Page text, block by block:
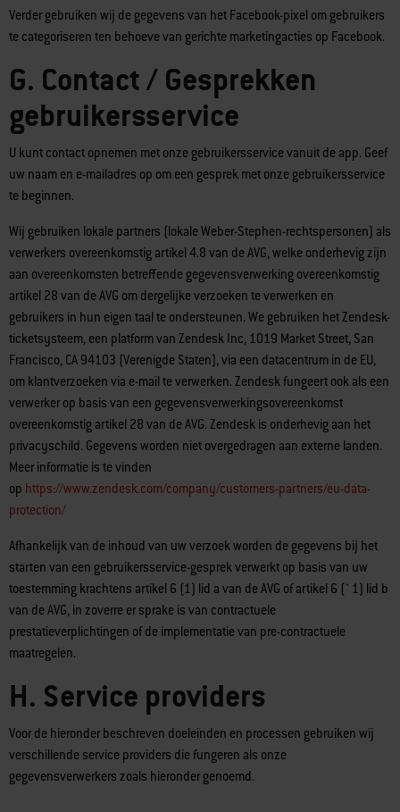
Verder gebruiken wij de gegevens van het Facebook-pixel om gebruikers
te categoriseren ten behoeve van gerichte marketingacties op Facebook.
G. Contact / Gesprekken
gebruikersservice
U kunt contact opnemen met onze gebruikersservice vanuit de app. Geef
uw naam en e-mailadres op om een gesprek met onze gebruikersservice
te beginnen.
Wij gebruiken lokale partners (lokale Weber-Stephen-rechtspersonen) als
verwerkers overeenkomstig artikel 4.8 van de AVG, welke onderhevig zijn
aan overeenkomsten betreffende gegevensverwerking overeenkomstig
artikel 28 van de AVG om dergelijke verzoeken te verwerken en
gebruikers in hun eigen taal te ondersteunen. We gebruiken het Zendesk-
ticketsysteem, een platform van Zendesk Inc, 1019 Market Street, San
Francisco, CA 94103 (Verenigde Staten), via een datacentrum in de EU,
om klantverzoeken via e-mail te verwerken. Zendesk fungeert ook als een
verwerker op basis van een gegevensverwerkingsovereenkomst
overeenkomstig artikel 28 van de AVG. Zendesk is onderhevig aan het
privacyschild. Gegevens worden niet overgedragen aan externe landen.
Meer informatie is te vinden
op https://www.zendesk.com/company/customers-partners/eu-data-
protection/
Afhankelijk van de inhoud van uw verzoek worden de gegevens bij het
starten van een gebruikersservice-gesprek verwerkt op basis van uw
toestemming krachtens artikel 6 (1) lid a van de AVG of artikel 6 (`1) lid b
van de AVG, in zoverre er sprake is van contractuele
prestatieverplichtingen of de implementatie van pre-contractuele
maatregelen.
H. Service providers
Voor de hieronder beschreven doeleinden en processen gebruiken wij
verschillende service providers die fungeren als onze
gegevensverwerkers zoals hieronder genoemd.